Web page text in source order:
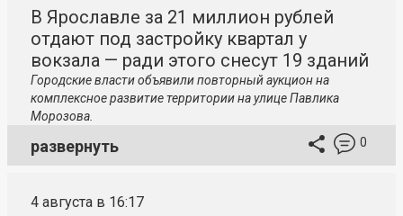
В Ярославле за 21 миллион рублей
отдают под застройку квартал у
вокзала — ради этого снесут 19 зданий
Городские власти объявили повторный аукцион на
комплексное развитие территории на улице Павлика
Морозова.
развернуть 0
4 августа в 16:17